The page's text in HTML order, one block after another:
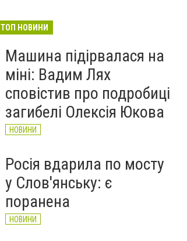
НОВИНИ
ТОП НОВИНИ
Машина підірвалася на
міні: Вадим Лях
сповістив про подробиці
загибелі Олексія Юкова
НОВИНИ
Росія вдарила по мосту
у Слов'янську: є
поранена
НОВИНИ